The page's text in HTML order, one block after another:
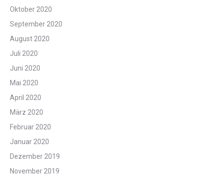
Oktober 2020
September 2020
August 2020
Juli 2020
Juni 2020
Mai 2020
April 2020
März 2020
Februar 2020
Januar 2020
Dezember 2019
November 2019